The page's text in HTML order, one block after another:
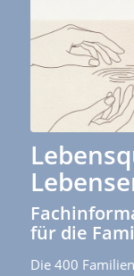
für die
Die 400